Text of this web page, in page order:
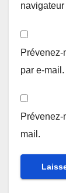
par e-mail.
mail.